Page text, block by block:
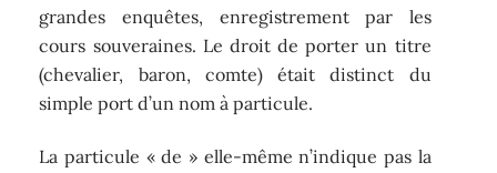
grandes enquêtes, enregistrement par les
cours souveraines. Le droit de porter un titre
(chevalier, baron, comte) était distinct du
simple port d’un nom à particule.
La particule « de » elle-même n’indique pas la